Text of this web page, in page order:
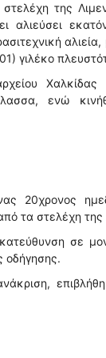
της
αλιεύσει
αλιεία,
γιλέκο
ενώ
20χρονος
τα στελέχη
σε
οδήγησης.